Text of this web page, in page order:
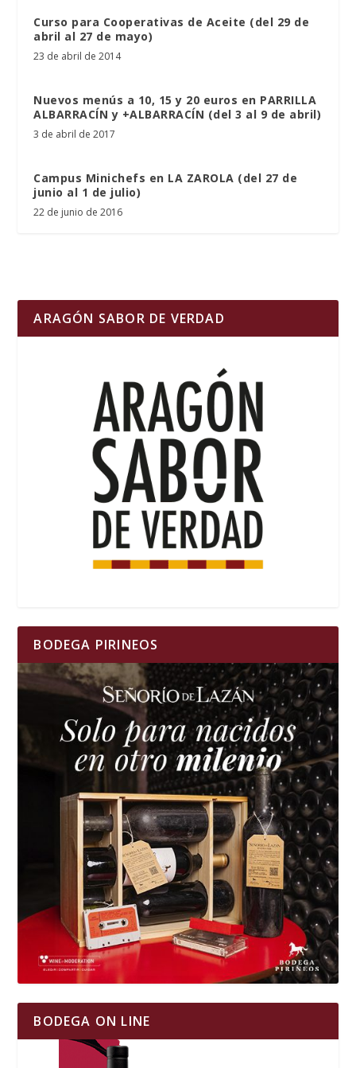
Curso para Cooperativas de Aceite (del 29 de
abril al 27 de mayo)
23 de abril de 2014
Nuevos menús a 10, 15 y 20 euros en PARRILLA
ALBARRACÍN y +ALBARRACÍN (del 3 al 9 de abril)
3 de abril de 2017
Campus Minichefs en LA ZAROLA (del 27 de
junio al 1 de julio)
22 de junio de 2016
ARAGÓN SABOR DE VERDAD
BODEGA PIRINEOS
BODEGA ON LINE